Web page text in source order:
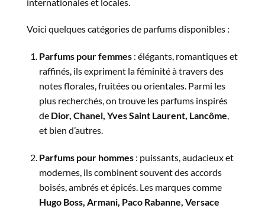
Voici quelques catégories de parfums disponibles :
Parfums pour femmes: élégants, romantiques et
raffinés, ils expriment la féminité à travers des
notes florales, fruitées ou orientales. Parmi les
plus recherchés, on trouve les parfums inspirés
de Dior, Chanel, Yves Saint Laurent, Lancôme,
et bien d’autres.
Parfums pour hommes: puissants, audacieux et
modernes, ils combinent souvent des accords
boisés, ambrés et épicés. Les marques comme
Hugo Boss, Armani, Paco Rabanne, Versace